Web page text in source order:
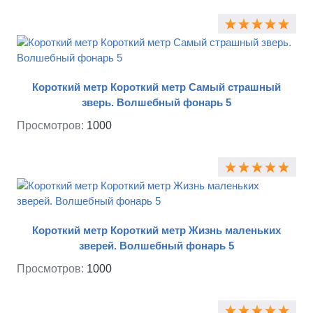
Короткий метр Короткий метр Самый страшный
зверь. Волшебный фонарь 5
Просмотров: 1000
Короткий метр Короткий метр Жизнь маленьких
зверей. Волшебный фонарь 5
Просмотров: 1000